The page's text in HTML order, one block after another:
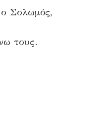
ο Σολωμός,
τους.